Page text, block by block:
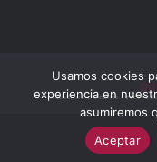
Todos los derechos
Usamos cookies
experiencia en
asumiremos
Aceptar